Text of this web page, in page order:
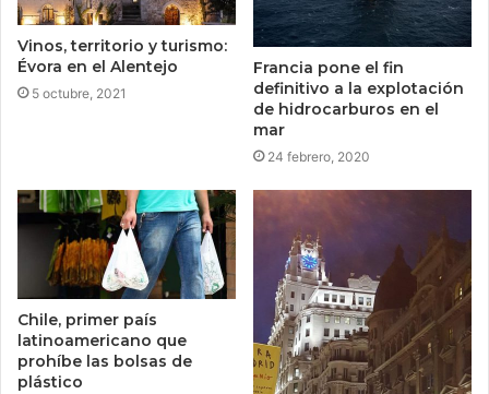
Vinos, territorio y turismo:
Évora en el Alentejo
5 octubre, 2021
Francia pone el fin
definitivo a la explotación
de hidrocarburos en el
mar
24 febrero, 2020
Chile, primer país
latinoamericano que
prohíbe las bolsas de
plástico